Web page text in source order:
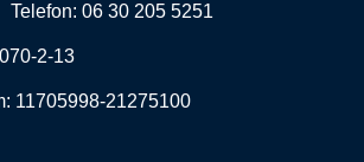
Telefon: 06 30 205 5251
2-13
11705998-21275100